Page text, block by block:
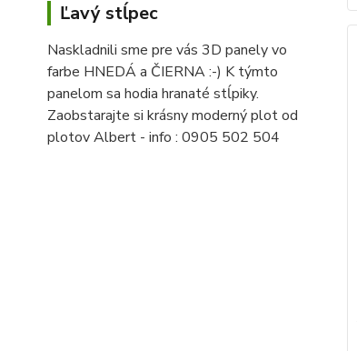
Ľavý stĺpec
Naskladnili sme pre vás 3D panely vo
farbe HNEDÁ a ČIERNA :-) K týmto
panelom sa hodia hranaté stĺpiky.
Zaobstarajte si krásny moderný plot od
plotov Albert - info : 0905 502 504